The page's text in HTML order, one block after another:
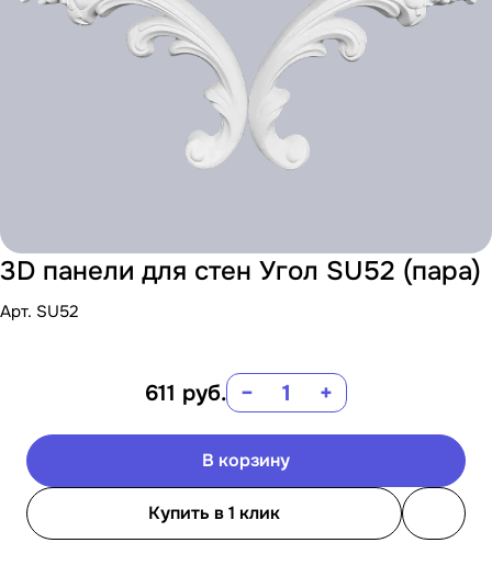
3D панели для стен Угол SU52 (пара)
Арт. SU52
611 руб. − +
В корзину
Купить в 1 клик